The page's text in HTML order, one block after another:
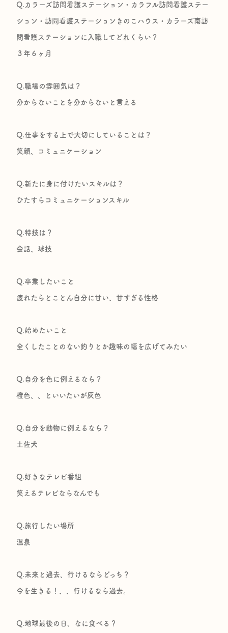
Q.カラーズ訪問看護ステーション・カラフル訪問看護ステー
ション・訪問看護ステーションきのこハウス・カラーズ南訪
問看護ステーションに入職してどれくらい？
３年６ヶ月
Q.職場の雰囲気は？
分からないことを分からないと言える
Q.仕事をする上で大切にしていることは？
笑顔、コミュニケーション
Q.新たに身に付けたいスキルは？
ひたすらコミュニケーションスキル
Q.特技は？
会話、球技
Q.卒業したいこと
疲れたらとことん自分に甘い、甘すぎる性格
Q.始めたいこと
全くしたことのない釣りとか趣味の幅を広げてみたい
Q.自分を色に例えるなら？
橙色、、といいたいが灰色
Q.自分を動物に例えるなら？
土佐犬
Q.好きなテレビ番組
笑えるテレビならなんでも
Q.旅行したい場所
温泉
Q.未来と過去、行けるならどっち？
今を生きる！、、行けるなら過去。
Q.地球最後の日、なに食べる？